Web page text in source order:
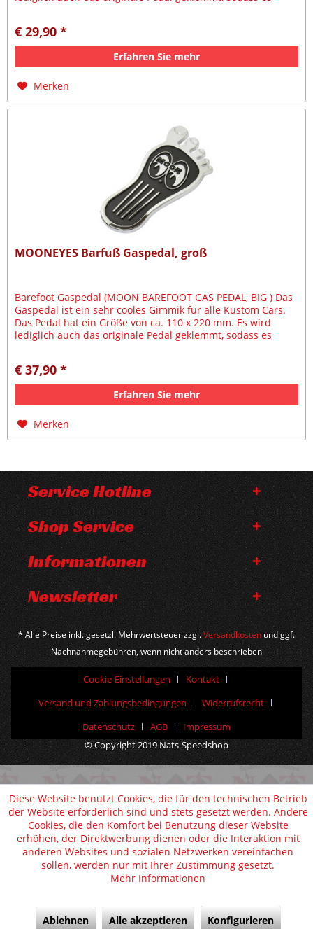
€ 29,90 *
Erfahren Sie mehr
Merken
MOONEYES Barfuß Gaspedal, groß
Barefoot Gaspedal (MOON BAREFOOT GAS PEDAL, BIG ) Das
Gaspedal ist ein sehr cooles Gimmik für alle Kustom Cars.
Das Pedal hat ein Größe von ca. 110 x 220 mm. Es wird
lediglich auch das originale Pedal geklemmt, sodass es
€ 37,90 *
Erfahren Sie mehr
Merken
Service Hotline
Shop Service
Informationen
Newsletter
* Alle Preise inkl. gesetzl. Mehrwertsteuer zzgl.Versandkosten und ggf.
Nachnahmegebühren, wenn nicht anders beschrieben
Cookie-Einstellungen
Kontakt
Versand und Zahlungsbedingungen
Widerrufsrecht
Datenschutz
AGB
Impressum
© Copyright 2019 Nats-Speedshop
Diese Website benutzt Cookies, die für den technischen Betrieb
der Website erforderlich sind und stets gesetzt werden. Andere
Cookies, die den Komfort bei Benutzung dieser Website
erhöhen, der Direktwerbung dienen oder die Interaktion mit
anderen Websites und sozialen Netzwerken vereinfachen
sollen, werden nur mit Ihrer Zustimmung gesetzt.
Mehr Informationen
Ablehnen Alle akzeptieren Konfigurieren